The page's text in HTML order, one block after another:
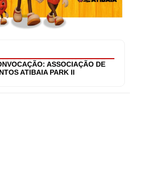
ASSOCIAÇÃO DE
ATIBAIA PARK II